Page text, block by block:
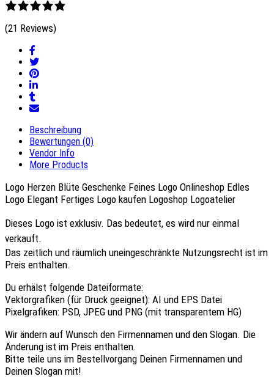
(21 Reviews)
Beschreibung
Bewertungen (0)
Vendor Info
More Products
Logo Herzen Blüte Geschenke Feines Logo Onlineshop Edles
Logo Elegant Fertiges Logo kaufen Logoshop Logoatelier
Dieses Logo ist exklusiv. Das bedeutet, es wird nur einmal
verkauft.
Das zeitlich und räumlich uneingeschränkte Nutzungsrecht ist im
Preis enthalten.
Du erhälst folgende Dateiformate:
Vektorgrafiken (für Druck geeignet): AI und EPS Datei
Pixelgrafiken: PSD, JPEG und PNG (mit transparentem HG)
Wir ändern auf Wunsch den Firmennamen und den Slogan. Die
Änderung ist im Preis enthalten.
Bitte teile uns im Bestellvorgang Deinen Firmennamen und
Deinen Slogan mit!